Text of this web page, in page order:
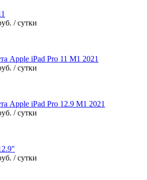
/ сутки
Apple iPad Pro 11 M1 2021
/ сутки
Apple iPad Pro 12.9 M1 2021
/ сутки
/ сутки